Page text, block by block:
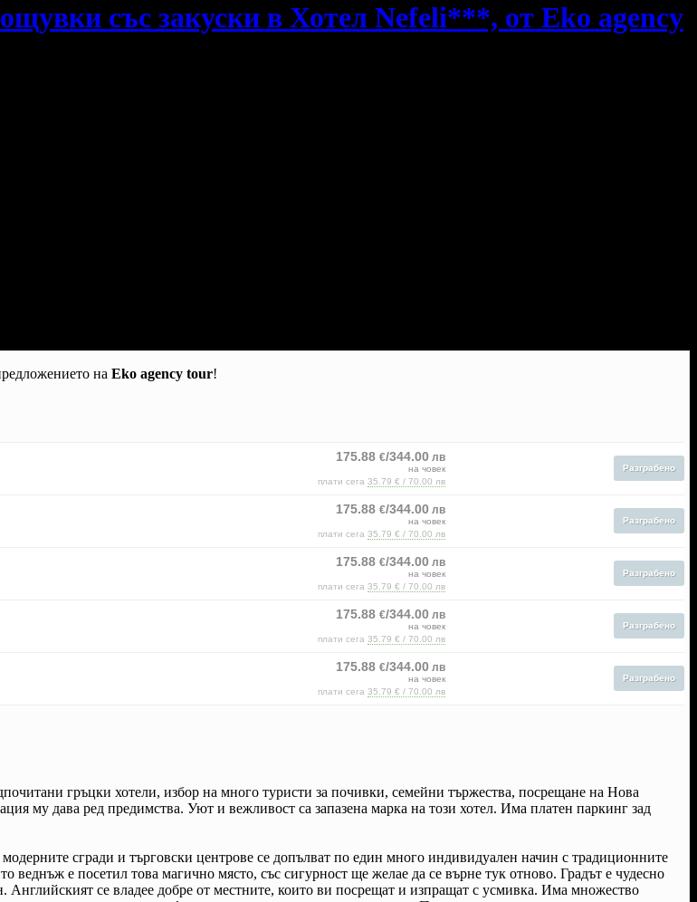
със закуски в Хотел Nefeli***, от Eko agency
на Eko agency tour!
175.88 €/344.00 лв
на човек
плати сега 35.79 € / 70.00 лв
Разграбено
175.88 €/344.00 лв
на човек
плати сега 35.79 € / 70.00 лв
Разграбено
175.88 €/344.00 лв
на човек
плати сега 35.79 € / 70.00 лв
Разграбено
175.88 €/344.00 лв
на човек
плати сега 35.79 € / 70.00 лв
Разграбено
175.88 €/344.00 лв
на човек
плати сега 35.79 € / 70.00 лв
Разграбено
гръцки хотели, избор на много туристи за почивки, семейни тържества, посрещане на Нова
му дава ред предимства. Уют и вежливост са запазена марка на този хотел. Има платен паркинг зад
сгради и търговски центрове се допълват по един много индивидуален начин с традиционните
е посетил това магично място, със сигурност ще желае да се върне тук отново. Градът е чудесно
Английският се владее добре от местните, които ви посрещат и изпращат с усмивка. Има множество